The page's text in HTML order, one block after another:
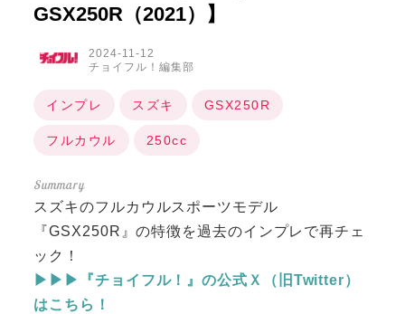
GSX250R（2021）】
2024-11-12
チョイフル！編集部
インプレ スズキ GSX250R
フルカウル 250cc
スズキのフルカウルスポーツモデル
『GSX250R』の特徴を過去のインプレで再チェ
ック！
▶▶▶『チョイフル！』の公式Ｘ（旧Twitter）
はこちら！